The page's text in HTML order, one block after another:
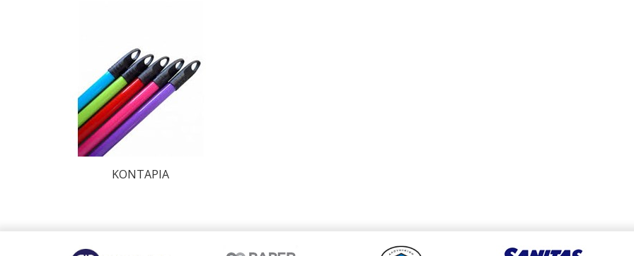
ΚΟΝΤΑΡΙΑ